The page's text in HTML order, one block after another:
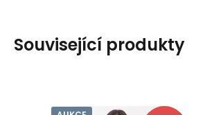
Související produkty